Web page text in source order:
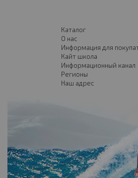
Каталог
О нас
Информация для
Кайт школа
Информационный канал
Регионы
Наш адрес